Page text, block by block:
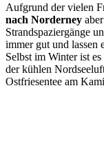
Aufgrund der vielen
nach Norderney
Strandspaziergänge
immer gut und lassen
Selbst im Winter ist
der kühlen
Ostfriesentee am